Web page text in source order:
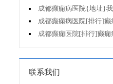
抽搐怎么办?
成都癫痫病医院{地址}
对癫痫产生哪些误解?
成都癫痫病医院[排行]癫
的三种治疗方式
成都癫痫医院[排行]癫痫
强行喂药吗?
联系我们